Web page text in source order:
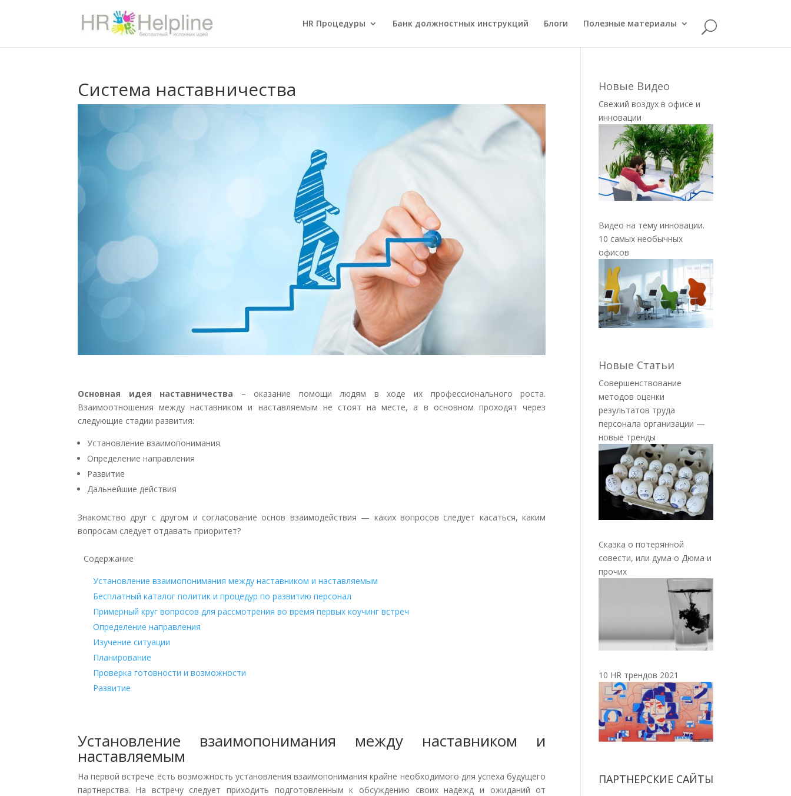
HR Процедуры Банк должностных инструкций Блоги Полезные материалы
Система наставничества
Основная идея наставничества – оказание помощи людям в ходе их профессионального роста.
Взаимоотношения между наставником и наставляемым не стоят на месте, а в основном проходят через
следующие стадии развития:
Установление взаимопонимания
Определение направления
Развитие
Дальнейшие действия
Знакомство друг с другом и согласование основ взаимодействия — каких вопросов следует касаться, каким
вопросам следует отдавать приоритет?
Содержание
Установление взаимопонимания между наставником и наставляемым
Бесплатный каталог политик и процедур по развитию персонал
Примерный круг вопросов для рассмотрения во время первых коучинг встреч
Определение направления
Изучение ситуации
Планирование
Проверка готовности и возможности
Развитие
Установление взаимопонимания между наставником и
наставляемым
На первой встрече есть возможность установления взаимопонимания крайне необходимого для успеха будущего
партнерства. На встречу следует приходить подготовленным к обсуждению своих надежд и ожиданий от
Новые Видео
Свежий воздух в офисе и
инновации
Видео на тему инновации.
10 самых необычных
офисов
Новые Статьи
Совершенствование
методов оценки
результатов труда
персонала организации —
новые тренды
Сказка о потерянной
совести, или дума о Дюма и
прочих
10 HR трендов 2021
ПАРТНЕРСКИЕ САЙТЫ